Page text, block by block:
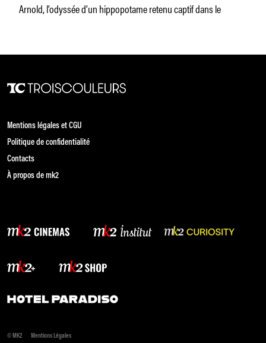
Arnold, l’odyssée d’un hippopotame retenu captif dans le
Mentions légales et CGU
Politique de confidentialité
Contacts
À propos de mk2
© MK2 Mentions Légales